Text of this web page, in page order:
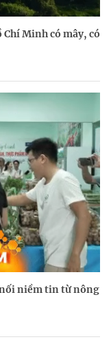
Minh có mây, có
niềm tin từ nông